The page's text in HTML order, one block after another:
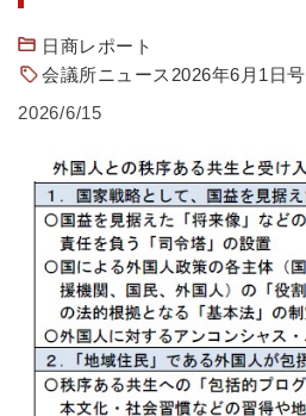
日商レポート
会議所ニュース2026年6月1日号
2026/6/15